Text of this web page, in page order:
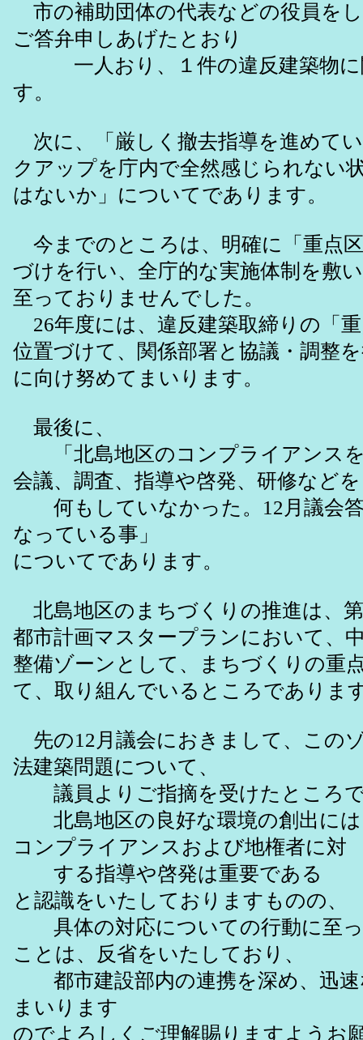
市の補助団体の代表などの役員を
ご答弁申しあげたとおり
一人おり、１件の違反建築物に
す。
次に、「厳しく撤去指導を進めて
クアップを庁内で全然感じられない
はないか」についてであります。
今までのところは、明確に「重点
づけを行い、全庁的な実施体制を敷
至っておりませんでした。
26年度には、違反建築取締りの「
位置づけて、関係部署と協議・調整
に向け努めてまいります。
最後に、
「北島地区のコンプライアンス
会議、調査、指導や啓発、研修などを
何もしていなかった。12月議会答
なっている事」
についてであります。
北島地区のまちづくりの推進は、
都市計画マスタープランにおいて、
整備ゾーンとして、まちづくりの重
て、取り組んでいるところでありま
先の12月議会におきまして、この
法建築問題について、
議員よりご指摘を受けたところ
北島地区の良好な環境の創出には
コンプライアンスおよび地権者に対
する指導や啓発は重要である
と認識をいたしておりますものの、
具体の対応についての行動に至
ことは、反省をいたしており、
都市建設部内の連携を深め、迅速
まいります
のでよろしくご理解賜りますようお